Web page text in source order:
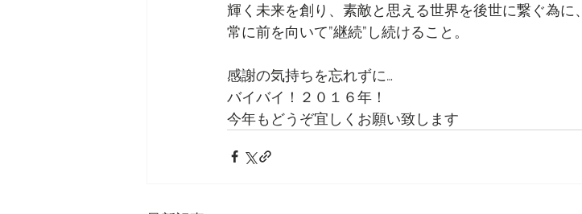
輝く未来を創り、素敵と思える世界を後世に繋ぐ為に、
常に前を向いて”継続”し続けること。
感謝の気持ちを忘れずに…
バイバイ！２０１６年！
今年もどうぞ宜しくお願い致します